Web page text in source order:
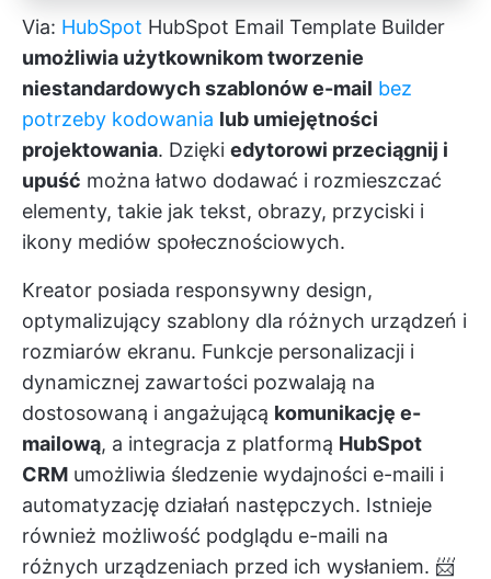
Via: HubSpot HubSpot Email Template Builder
umożliwia użytkownikom tworzenie
niestandardowych szablonów e-mail bez
potrzeby kodowania lub umiejętności
projektowania. Dzięki edytorowi przeciągnij i
upuść można łatwo dodawać i rozmieszczać
elementy, takie jak tekst, obrazy, przyciski i
ikony mediów społecznościowych.
Kreator posiada responsywny design,
optymalizujący szablony dla różnych urządzeń i
rozmiarów ekranu. Funkcje personalizacji i
dynamicznej zawartości pozwalają na
dostosowaną i angażującą komunikację e-
mailową, a integracja z platformą HubSpot
CRM umożliwia śledzenie wydajności e-maili i
automatyzację działań następczych. Istnieje
również możliwość podglądu e-maili na
różnych urządzeniach przed ich wysłaniem. 📨